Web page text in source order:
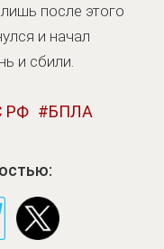
после этого
и начал
и сбили.
РФ БПЛА